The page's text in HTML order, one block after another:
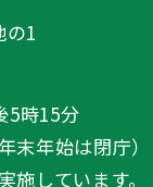
1
5時15分
末年始は閉庁）
しています。